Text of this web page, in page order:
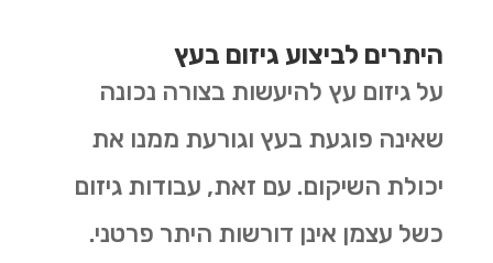
היתרים לביצוע גיזום בעץ
על גיזום עץ להיעשות בצורה נכונה
שאינה פוגעת בעץ וגורעת ממנו את
יכולת השיקום. עם זאת, עבודות גיזום
כשל עצמן אינן דורשות היתר פרטני.